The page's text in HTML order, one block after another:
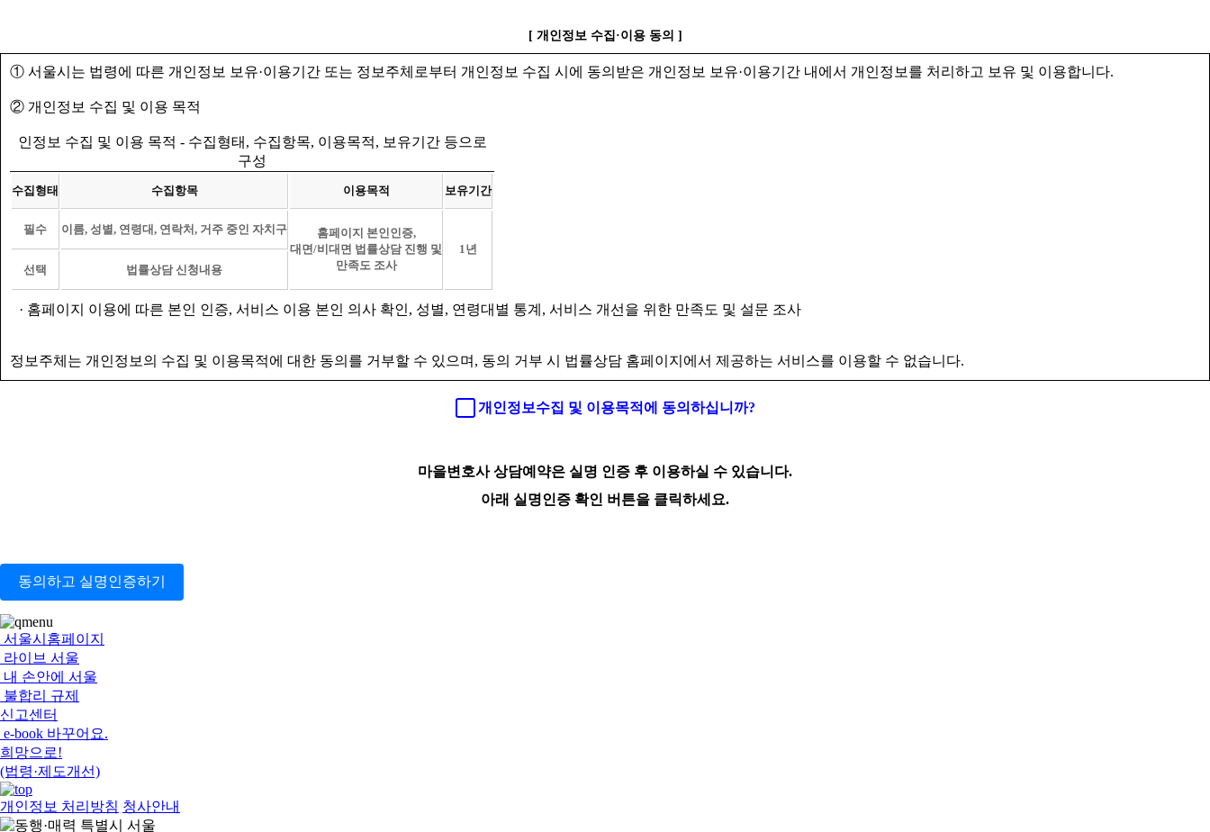
[ 개인정보 수집·이용 동의 ]
① 서울시는 법령에 따른 개인정보 보유·이용기간 또는 정보주체로부터 개인정보 수집 시에 동의받은 개인정보 보유·이용기간 내에서 개인정보를 처리하고 보유 및 이용합니다.
② 개인정보 수집 및 이용 목적
인정보 수집 및 이용 목적 - 수집형태, 수집항목, 이용목적, 보유기간 등으로
구성
수집형태 수집항목 이용목적 보유기간
필수 이름, 성별, 연령대, 연락처, 거주 중인 자치구
홈페이지 본인인증,
대면/비대면 법률상담 진행 및
만족도 조사
1년
선택
법률상담 신청내용
· 홈페이지 이용에 따른 본인 인증, 서비스 이용 본인 의사 확인, 성별, 연령대별 통계, 서비스 개선을 위한 만족도 및 설문 조사
정보주체는 개인정보의 수집 및 이용목적에 대한 동의를 거부할 수 있으며, 동의 거부 시 법률상담 홈페이지에서 제공하는 서비스를 이용할 수 없습니다.
개인정보수집 및 이용목적에 동의하십니까?
마을변호사 상담예약은 실명 인증 후 이용하실 수 있습니다.
아래 실명인증 확인 버튼을 클릭하세요.
동의하고 실명인증하기
서울시홈페이지
라이브 서울
내 손안에 서울
불합리 규제
신고센터
e-book 바꾸어요.
희망으로!
(법령·제도개선)
개인정보 처리방침 청사안내